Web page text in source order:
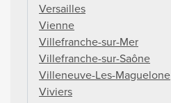
Versailles
Vienne
Villefranche-sur-Mer
Villefranche-sur-Saône
Villeneuve-Les-Maguelone
Viviers